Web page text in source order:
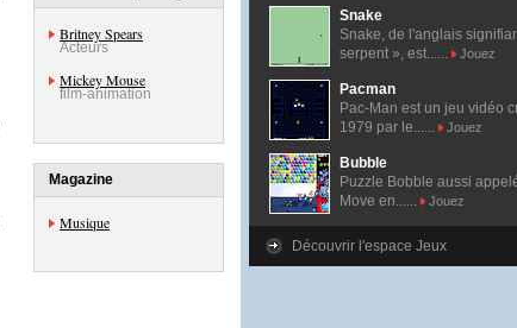
Britney Spears
Acteurs
Mickey Mouse
film-animation
Magazine
Musique
Snake
Snake, de l'anglais
serpent », est......
Jouez
Pacman
Pac-Man est un jeu vidéo
1979 par le......
Jouez
Bubble
Puzzle Bobble aussi
Move en......
Jouez
Découvrir l'espace Jeux